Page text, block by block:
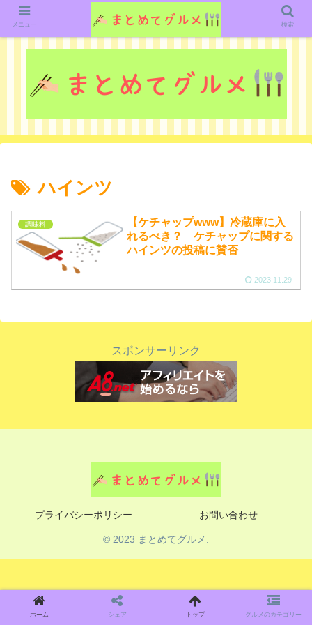
グルメ関連のいろいろなニューススレッドを紹介していきます。（鋭意作成中で
す）
ハインツ
調味料
【ケチャップwww】冷蔵庫に入
れるべき？ ケチャップに関する
ハインツの投稿に賛否
2023.11.29
スポンサーリンク
プライバシーポリシー お問い合わせ
© 2023 まとめてグルメ.
メニュー 検索
ホーム シェア トップ グルメのカテゴリー